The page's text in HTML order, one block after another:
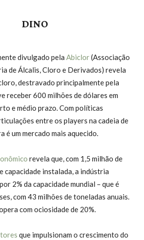
DINO
divulgado pela Abiclor(Associação
de Álcalis, Cloro e Derivados) revela
destravado principalmente pela
receber 600 milhões de dólares em
e médio prazo. Com políticas
entre os players na cadeia de
é um mercado mais aquecido.
revela que, com 1,5 milhão de
capacidade instalada, a indústria
2% da capacidade mundial – que é
com 43 milhões de toneladas anuais.
com ociosidade de 20%.
que impulsionam o crescimento do